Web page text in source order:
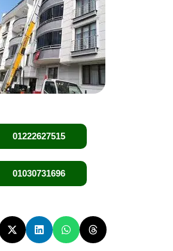
01222627515
01030731696